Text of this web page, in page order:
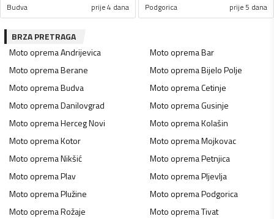
Budva prije 4 dana Podgorica prije 5 dana
BRZA PRETRAGA
Moto opremaAndrijevica Moto opremaBar
Moto opremaBerane Moto opremaBijelo Polje
Moto opremaBudva Moto opremaCetinje
Moto opremaDanilovgrad Moto opremaGusinje
Moto opremaHerceg Novi Moto opremaKolašin
Moto opremaKotor Moto opremaMojkovac
Moto opremaNikšić Moto opremaPetnjica
Moto opremaPlav Moto opremaPljevlja
Moto opremaPlužine Moto opremaPodgorica
Moto opremaRožaje Moto opremaTivat